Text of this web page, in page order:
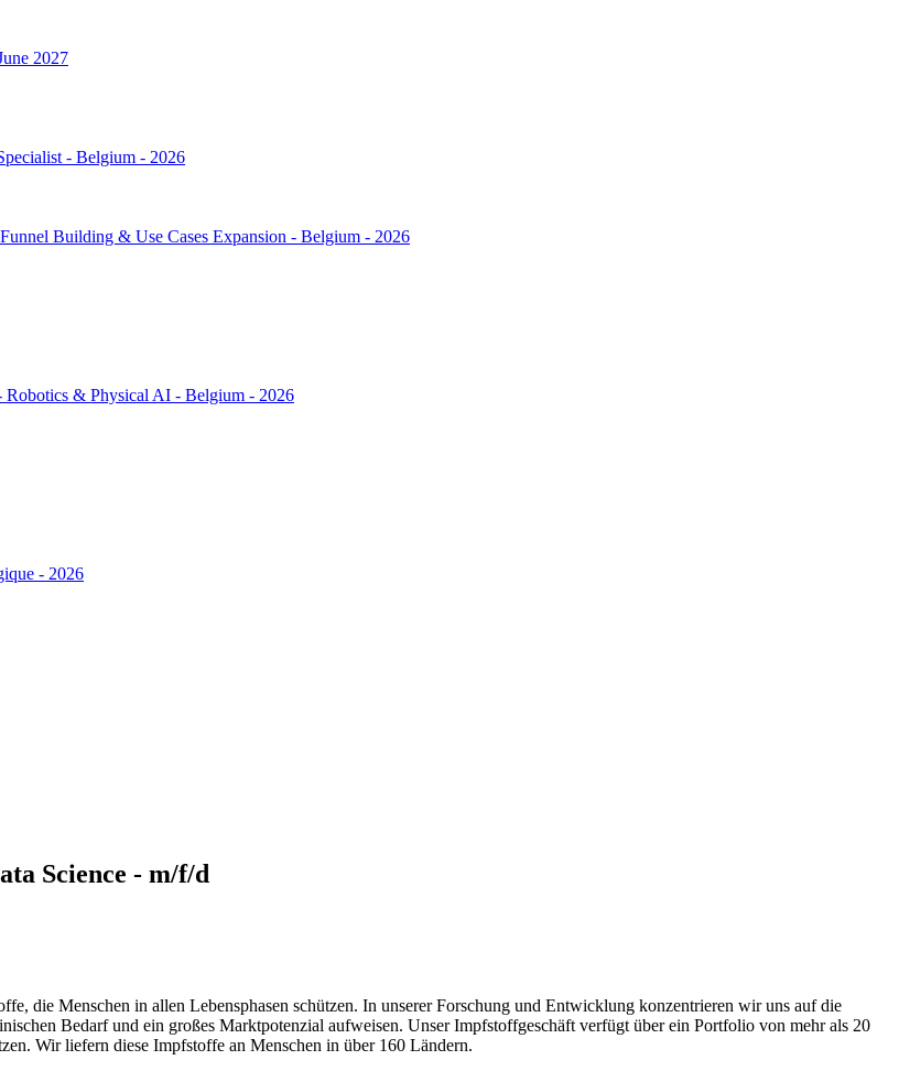
2027
- Belgium - 2026
Building & Use Cases Expansion - Belgium - 2026
Robotics & Physical AI - Belgium - 2026
- 2026
Science - m/f/d
die Menschen in allen Lebensphasen schützen. In unserer Forschung und Entwicklung konzentrieren wir uns auf die
Bedarf und ein großes Marktpotenzial aufweisen. Unser Impfstoffgeschäft verfügt über ein Portfolio von mehr als 20
Wir liefern diese Impfstoffe an Menschen in über 160 Ländern.